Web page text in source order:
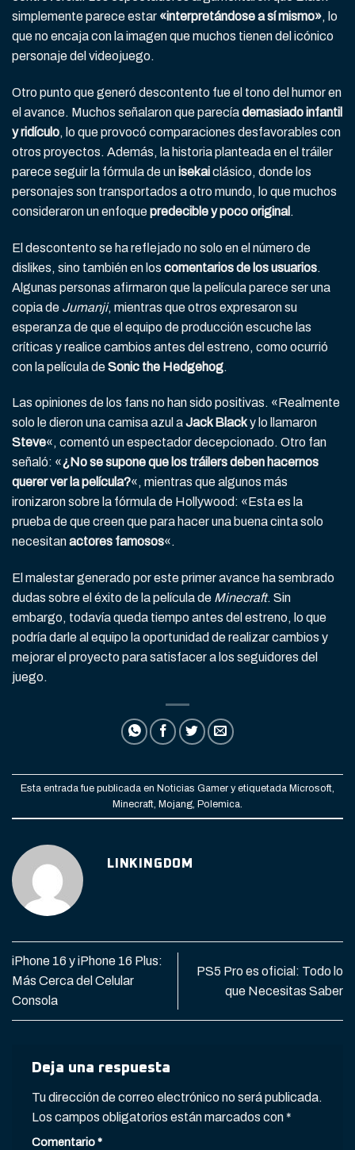
simplemente parece estar «interpretándose a sí mismo», lo
que no encaja con la imagen que muchos tienen del icónico
personaje del videojuego.
Otro punto que generó descontento fue el tono del humor en
el avance. Muchos señalaron que parecíademasiado infantil
y ridículo, lo que provocó comparaciones desfavorables con
otros proyectos. Además, la historia planteada en el tráiler
parece seguir la fórmula de unisekaiclásico, donde los
personajes son transportados a otro mundo, lo que muchos
consideraron un enfoquepredecible y poco original .
El descontento se ha reflejado no solo en el número de
dislikes, sino también en los comentarios de los usuarios.
Algunas personas afirmaron que la película parece ser una
copia de Jumanji, mientras que otros expresaron su
esperanza de que el equipo de producción escuche las
críticas y realice cambios antes del estreno, como ocurrió
con la película deSonic the Hedgehog.
Las opiniones de los fans no han sido positivas. «Realmente
solo le dieron una camisa azul aJack Blacky lo llamaron
Steve«, comentó un espectador decepcionado. Otro fan
señaló: «¿No se supone que los tráilers deben hacernos
querer ver la película?«, mientras que algunos más
ironizaron sobre la fórmula de Hollywood: «Esta es la
prueba de que creen que para hacer una buena cinta solo
necesitanactores famosos«.
El malestar generado por este primer avance ha sembrado
dudas sobre el éxito de la película de Minecraft. Sin
embargo, todavía queda tiempo antes del estreno, lo que
podría darle al equipo la oportunidad de realizar cambios y
mejorar el proyecto para satisfacer a los seguidores del
juego.
Esta entrada fue publicada en Noticias Gamer y etiquetada Microsoft
Minecraft Mojang Polemica
LINKINGDOM
iPhone 16 y iPhone 16 Plus:
Más Cerca del Celular
Consola
PS5 Pro es oficial: Todo lo
que Necesitas Saber
Deja una respuesta
Tu dirección de correo electrónico no será publicada.
Los campos obligatorios están marcados con*
Comentario*